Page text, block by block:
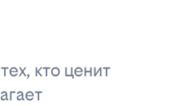
кто ценит